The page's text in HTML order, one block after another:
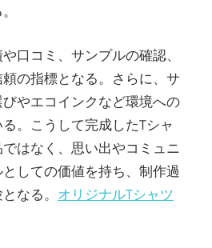
口コミ、サンプルの確認、
の指標となる。さらに、サ
やエコインクなど環境への
。こうして完成したTシャ
はなく、思い出やコミュニ
しての価値を持ち、制作過
なる。 オリジナルTシャツ